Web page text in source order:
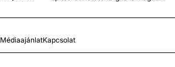
MédiaajánlatKapcsolat